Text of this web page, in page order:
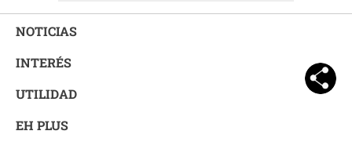
NOTICIAS
INTERÉS
UTILIDAD
EH PLUS